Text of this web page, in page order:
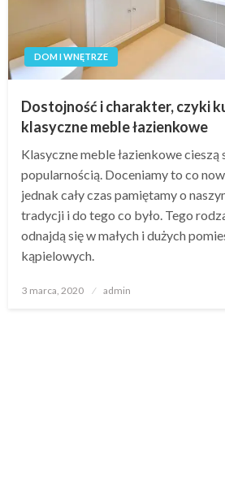
DOM I WNĘTRZE
Dostojność i charakter, czyki
klasyczne meble łazienkowe
Klasyczne meble łazienkowe cieszą
popularnością. Doceniamy to co
jednak cały czas pamiętamy o
tradycji i do tego co było. Tego
odnajdą się w małych i dużych
kąpielowych.
Opublikowane
3 marca, 2020 admin